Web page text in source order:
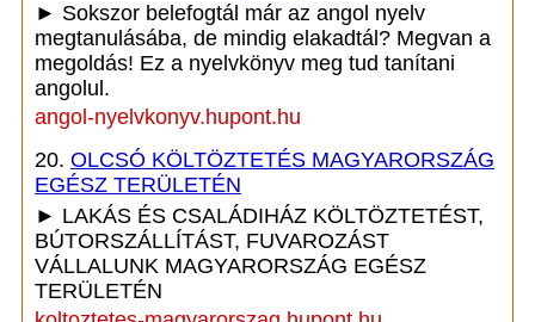
► Sokszor belefogtál már az angol nyelv
megtanulásába, de mindig elakadtál? Megvan a
megoldás! Ez a nyelvkönyv meg tud tanítani
angolul.
angol-nyelvkonyv.hupont.hu
20. OLCSÓ KÖLTÖZTETÉS MAGYARORSZÁG
EGÉSZ TERÜLETÉN
► LAKÁS ÉS CSALÁDIHÁZ KÖLTÖZTETÉST,
BÚTORSZÁLLÍTÁST, FUVAROZÁST
VÁLLALUNK MAGYARORSZÁG EGÉSZ
TERÜLETÉN